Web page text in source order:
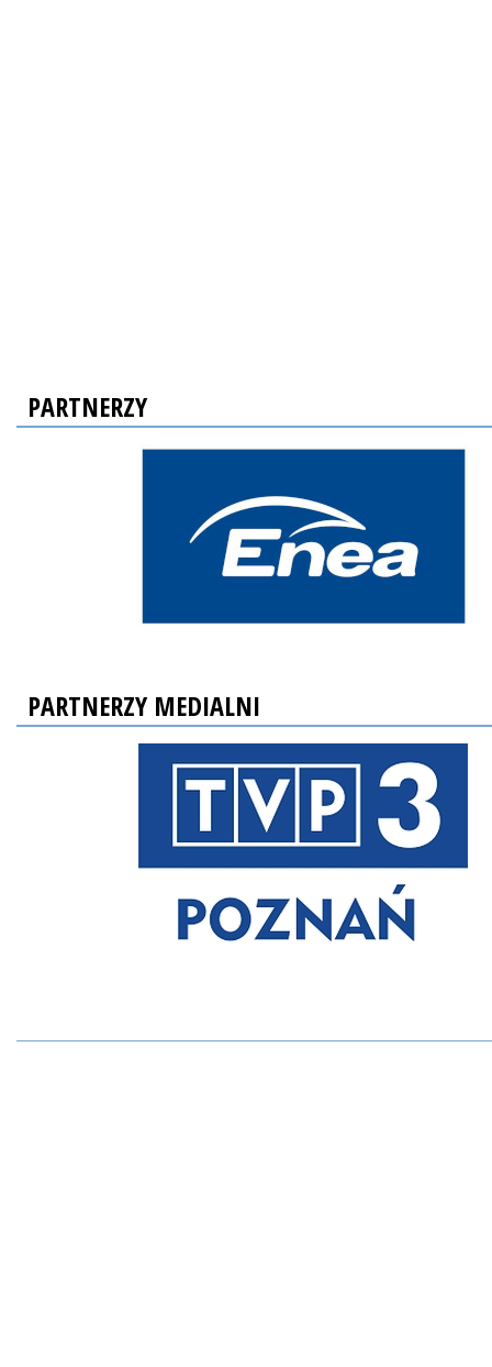
PARTNERZY
PARTNERZY MEDIALNI